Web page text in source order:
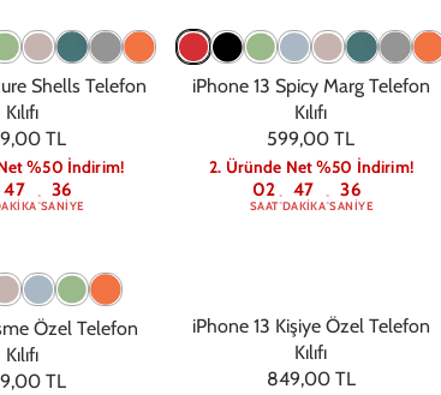
Shells Telefon
Kılıfı
TL
%50 İndirim!
47 : 36
SANIYE
iPhone 13 Spicy Marg Telefon
Kılıfı
599,00 TL
2. Üründe Net %50 İndirim!
02
SAAT: 47
DAKIKA: 36
SANIYE
Özel Telefon
Kılıfı
TL
iPhone 13 Kişiye Özel Telefon
Kılıfı
849,00 TL